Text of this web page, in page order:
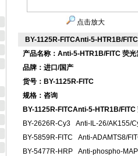
点击放大
BY-1125R-FITCAnti-5-HTR1B/
产品名称：Anti-5-HTR1B/FITC 荧
品牌：进口/国产
货号：BY-1125R-FITC
规格：咨询
BY-1125R-FITCAnti-5-HTR1B/
BY-2626R-Cy3 Anti-IL-26/AK155/
BY-5859R-FITC Anti-ADAMTS8/
BY-5477R-HRP Anti-phospho-